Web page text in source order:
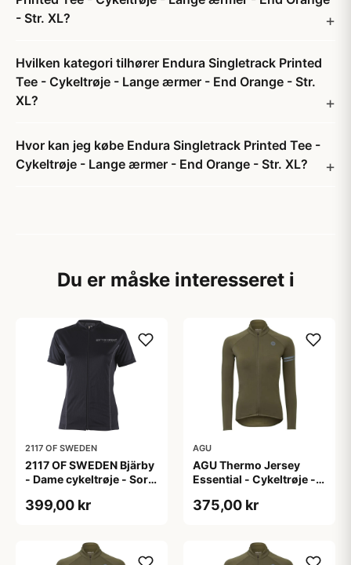
- Str. XL?
Hvilken kategori tilhører Endura Singletrack Printed
Tee - Cykeltrøje - Lange ærmer - End Orange - Str.
XL?
Hvor kan jeg købe Endura Singletrack Printed Tee -
Cykeltrøje - Lange ærmer - End Orange - Str. XL?
Du er måske interesseret i
2117 OF SWEDEN
2117 OF SWEDEN Bjärby
- Dame cykeltrøje - Sort
399,00 kr
AGU
AGU Thermo Jersey
Essential - Cykeltrøje -
L
375,00 kr